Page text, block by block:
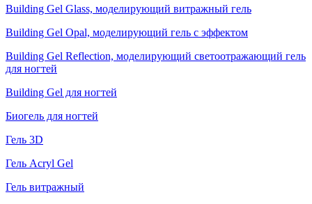
Building Gel Glass, моделирующий витражный гель
Building Gel Opal, моделирующий гель с эффектом
Building Gel Reflection, моделирующий светоотражающий гель
для ногтей
Building Gel для ногтей
Биогель для ногтей
Гель 3D
Гель Acryl Gel
Гель витражный